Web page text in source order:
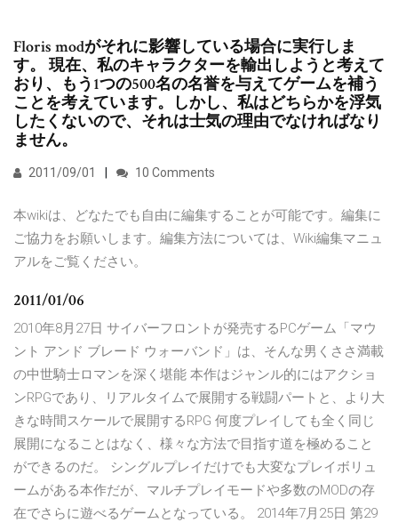
Floris modがそれに影響している場合に実行しま
す。 現在、私のキャラクターを輸出しようと考えて
おり、もう1つの500名の名誉を与えてゲームを補う
ことを考えています。しかし、私はどちらかを浮気
したくないので、それは士気の理由でなければなり
ません。
2011/09/01 10 Comments
本wikiは、どなたでも自由に編集することが可能です。編集に
ご協力をお願いします。編集方法については、Wiki編集マニュ
アルをご覧ください。
2011/01/06
2010年8月27日 サイバーフロントが発売するPCゲーム「マウ
ント アンド ブレード ウォーバンド」は、そんな男くささ満載
の中世騎士ロマンを深く堪能 本作はジャンル的にはアクショ
ンRPGであり、リアルタイムで展開する戦闘パートと、より大
きな時間スケールで展開するRPG 何度プレイしても全く同じ
展開になることはなく、様々な方法で目指す道を極めること
ができるのだ。 シングルプレイだけでも大変なプレイボリュ
ームがある本作だが、マルチプレイモードや多数のMODの存
在でさらに遊べるゲームとなっている。 2014年7月25日 第29